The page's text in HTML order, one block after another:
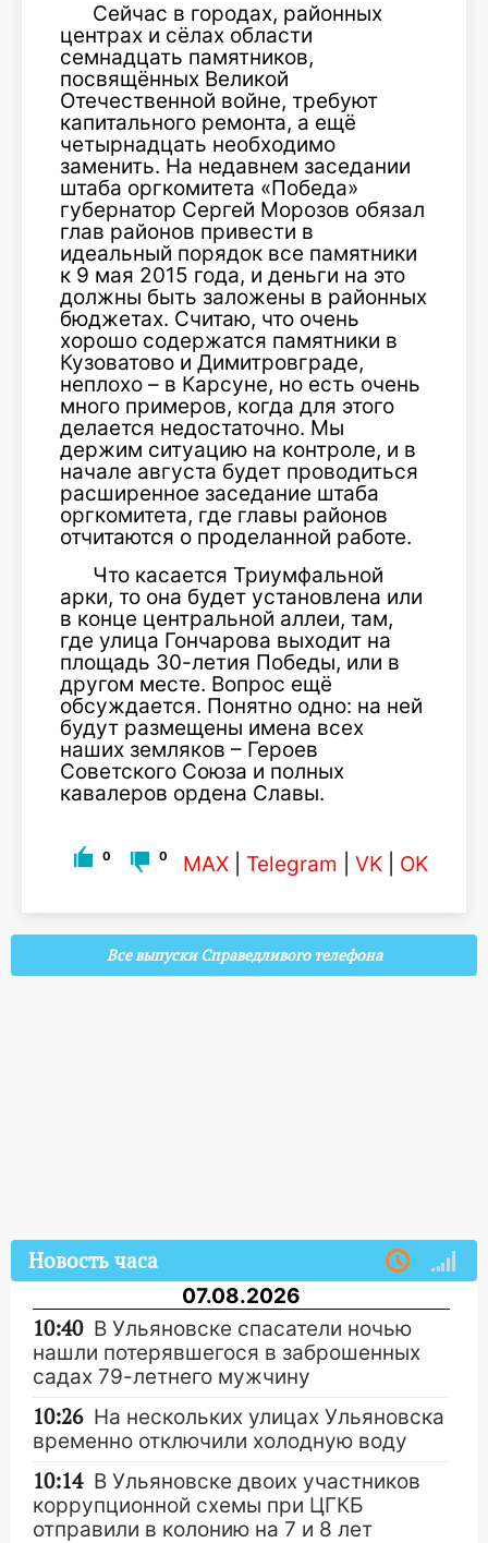
Сейчас в городах, районных
центрах и сёлах области
семнадцать памятников,
посвящённых Великой
Отечественной войне, требуют
капитального ремонта, а ещё
четырнадцать необходимо
заменить. На недавнем заседании
штаба оргкомитета «Победа»
губернатор Сергей Морозов обязал
глав районов привести в
идеальный порядок все памятники
к 9 мая 2015 года, и деньги на это
должны быть заложены в районных
бюджетах. Считаю, что очень
хорошо содержатся памятники в
Кузоватово и Димитровграде,
неплохо – в Карсуне, но есть очень
много примеров, когда для этого
делается недостаточно. Мы
держим ситуацию на контроле, и в
начале августа будет проводиться
расширенное заседание штаба
оргкомитета, где главы районов
отчитаются о проделанной работе.
Что касается Триумфальной
арки, то она будет установлена или
в конце центральной аллеи, там,
где улица Гончарова выходит на
площадь 30-летия Победы, или в
другом месте. Вопрос ещё
обсуждается. Понятно одно: на ней
будут размещены имена всех
наших земляков – Героев
Советского Союза и полных
кавалеров ордена Славы.
0 0 MAX Telegram VK OK
Все выпуски Справедливого телефона
Новость часа
07.08.2026
10:40 В Ульяновске спасатели ночью
нашли потерявшегося в заброшенных
садах 79-летнего мужчину
10:26 На нескольких улицах Ульяновска
временно отключили холодную воду
10:14 В Ульяновске двоих участников
коррупционной схемы при ЦГКБ
отправили в колонию на 7 и 8 лет